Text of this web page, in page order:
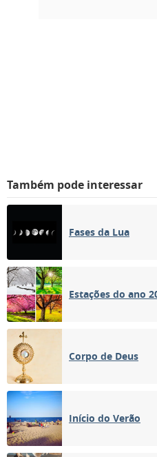
Também pode interessar
Fases da Lua
Estações do ano
Corpo de Deus
Início do Verão